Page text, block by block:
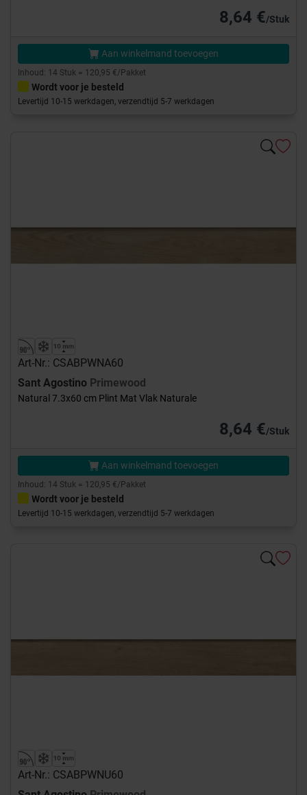
8,64 €/Stuk
Aan winkelmand toevoegen
Inhoud: 14 Stuk = 120,95 €/Pakket
Wordt voor je besteld
Levertijd 10-15 werkdagen, verzendtijd 5-7 werkdagen
Art-Nr.: CSABPWNA60
Sant Agostino Primewood
Natural 7.3x60 cm Plint Mat Vlak Naturale
8,64 €/Stuk
Aan winkelmand toevoegen
Inhoud: 14 Stuk = 120,95 €/Pakket
Wordt voor je besteld
Levertijd 10-15 werkdagen, verzendtijd 5-7 werkdagen
Art-Nr.: CSABPWNU60